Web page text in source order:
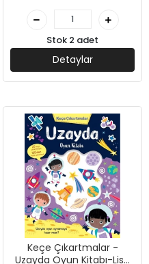
Stok 2 adet
Detaylar
Keçe Çıkartmalar -
Uzayda Oyun Kitabı-Lisa